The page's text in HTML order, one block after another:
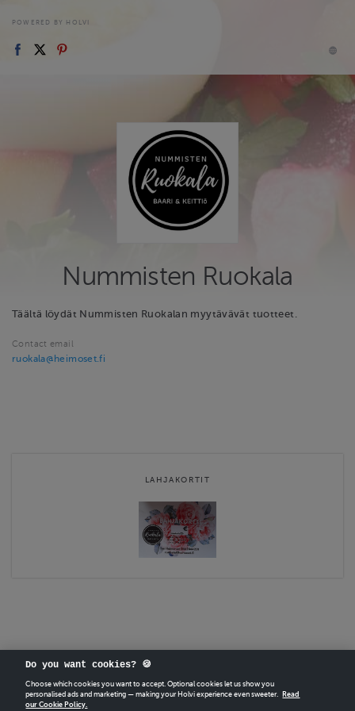
POWERED BY HOLVI
Nummisten Ruokala
Täältä löydät Nummisten Ruokalan myytävävät tuotteet.
Contact email
ruokala@heimoset.fi
LAHJAKORTIT
Do you want cookies? 🍪
Choose which cookies you want to accept. Optional cookies let us show you
personalised ads and marketing — making your Holvi experience even sweeter.
Read
our Cookie Policy.